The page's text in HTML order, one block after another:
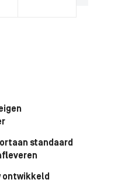
standaard
ontwikkeld